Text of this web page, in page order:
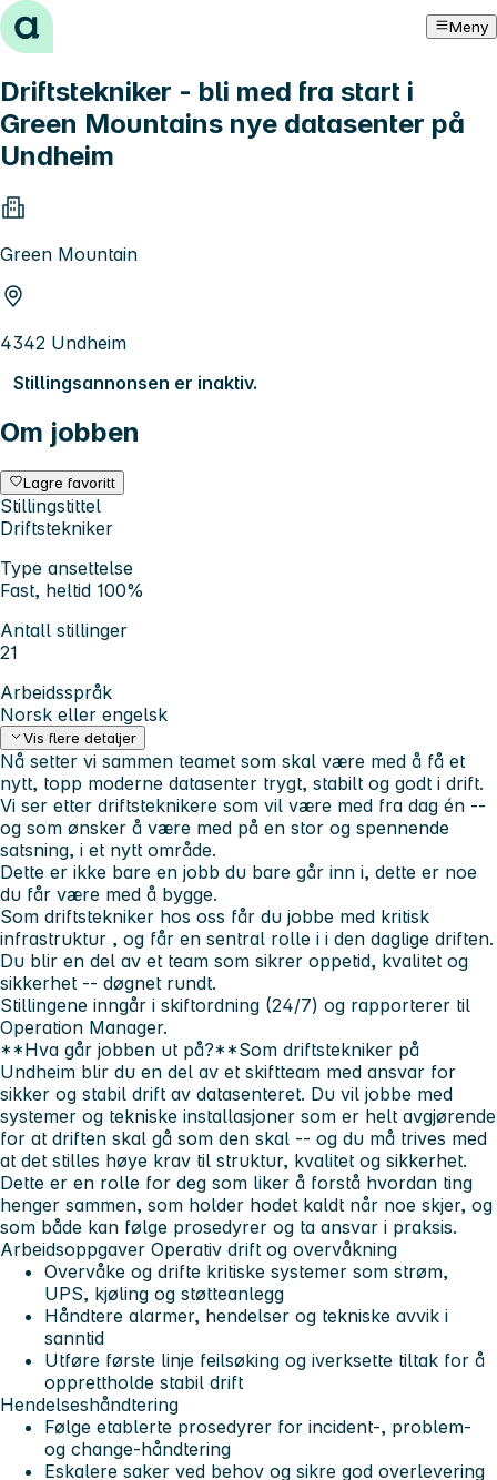
Hopp til innhold Meny
Driftstekniker - bli med fra start i
Green Mountains nye datasenter på
Undheim
Green Mountain
4342 Undheim
Stillingsannonsen er inaktiv.
Om jobben
Lagre favoritt
Stillingstittel
Driftstekniker
Type ansettelse
Fast, heltid 100%
Antall stillinger
21
Arbeidsspråk
Norsk eller engelsk
Vis flere detaljer
Nå setter vi sammen teamet som skal være med å få et
nytt, topp moderne datasenter trygt, stabilt og godt i drift.
Vi ser etter driftsteknikere som vil være med fra dag én --
og som ønsker å være med på en stor og spennende
satsning, i et nytt område.
Dette er ikke bare en jobb du bare går inn i, dette er noe
du får være med å bygge.
Som driftstekniker hos oss får du jobbe med kritisk
infrastruktur , og får en sentral rolle i i den daglige driften.
Du blir en del av et team som sikrer oppetid, kvalitet og
sikkerhet -- døgnet rundt.
Stillingene inngår i skiftordning (24/7) og rapporterer til
Operation Manager.
**Hva går jobben ut på?**Som driftstekniker på
Undheim blir du en del av et skiftteam med ansvar for
sikker og stabil drift av datasenteret. Du vil jobbe med
systemer og tekniske installasjoner som er helt avgjørende
for at driften skal gå som den skal -- og du må trives med
at det stilles høye krav til struktur, kvalitet og sikkerhet.
Dette er en rolle for deg som liker å forstå hvordan ting
henger sammen, som holder hodet kaldt når noe skjer, og
som både kan følge prosedyrer og ta ansvar i praksis.
Arbeidsoppgaver Operativ drift og overvåkning
Overvåke og drifte kritiske systemer som strøm,
UPS, kjøling og støtteanlegg
Håndtere alarmer, hendelser og tekniske avvik i
sanntid
Utføre første linje feilsøking og iverksette tiltak for å
opprettholde stabil drift
Hendelseshåndtering
Følge etablerte prosedyrer for incident-, problem-
og change-håndtering
Eskalere saker ved behov og sikre god overlevering